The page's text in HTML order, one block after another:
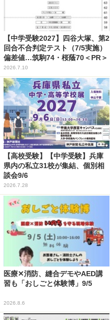
【中学受験2027】四谷大塚、第2
回合不合判定テスト（7/5実施）
偏差値…筑駒74・桜蔭70＜PR＞
2026.7.10
【高校受験】【中学受験】兵庫
県内の私立31校が集結、個別相
談会9/6
2026.7.28
医療✕消防、縫合デモやAED講
習も「おしごと体験博」9/5
2026.8.6